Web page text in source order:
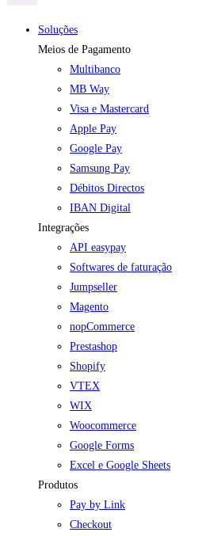
Soluções
Meios de Pagamento
Multibanco
MB Way
Visa e Mastercard
Apple Pay
Google Pay
Samsung Pay
Débitos Directos
IBAN Digital
Integrações
API easypay
Softwares de faturação
Jumpseller
Magento
nopCommerce
Prestashop
Shopify
VTEX
WIX
Woocommerce
Google Forms
Excel e Google Sheets
Produtos
Pay by Link
Checkout